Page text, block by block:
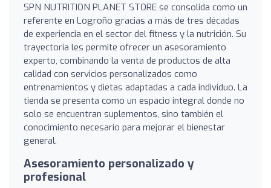
SPN NUTRITION PLANET STORE se consolida como un
referente en Logroño gracias a más de tres décadas
de experiencia en el sector del fitness y la nutrición. Su
trayectoria les permite ofrecer un asesoramiento
experto, combinando la venta de productos de alta
calidad con servicios personalizados como
entrenamientos y dietas adaptadas a cada individuo. La
tienda se presenta como un espacio integral donde no
solo se encuentran suplementos, sino también el
conocimiento necesario para mejorar el bienestar
general.
Asesoramiento personalizado y
profesional